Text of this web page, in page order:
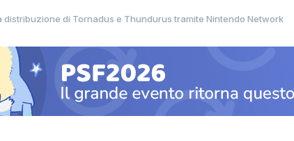
distribuzione di Tornadus e Thundurus tramite Nintendo Network